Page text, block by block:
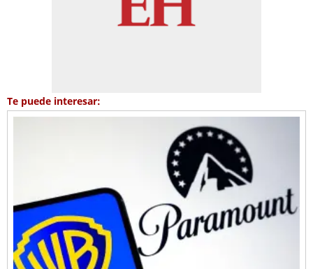
Te puede interesar: